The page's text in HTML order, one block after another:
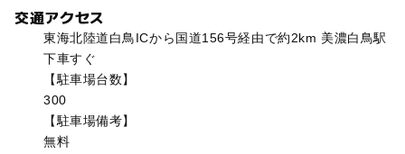
交通アクセス
東海北陸道白鳥ICから国道156号経由で約2km 美濃白鳥駅
下車すぐ
【駐車場台数】
300
【駐車場備考】
無料